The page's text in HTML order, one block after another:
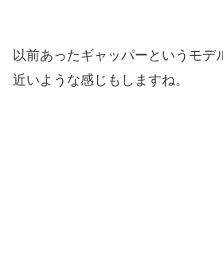
以前あったギャッパーというモデ
近いような感じもしますね。